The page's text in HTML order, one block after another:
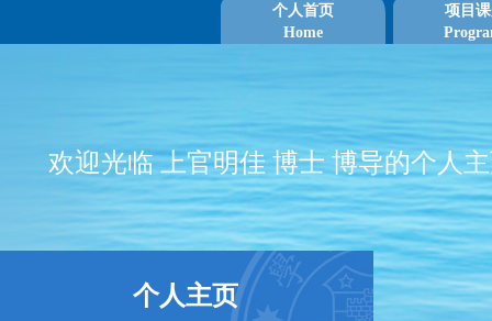
个人首页
Home
项目
欢迎光临 上官明佳 博士 博导的个人
个人主页